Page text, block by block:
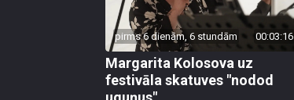
pirms 6 dienām, 6 stundām 00:03:16
Margarita Kolosova uz
festivāla skatuves "nodod